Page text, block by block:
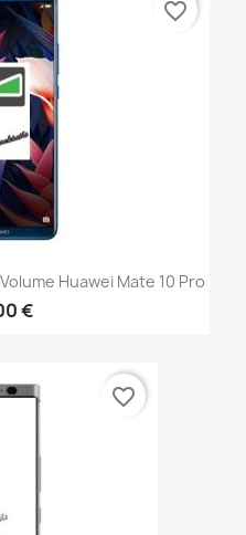
Huawei Mate 10 Pro
€
favorite_border
favorite_border